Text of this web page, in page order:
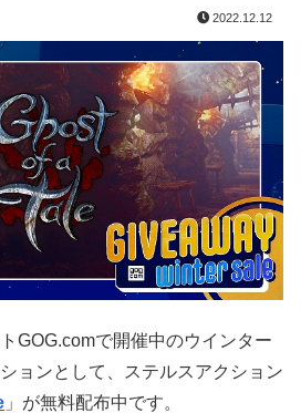
2022.12.12
GOG.comで開催中のウインター
ョンとして、ステルスアクション
」が無料配布中です。